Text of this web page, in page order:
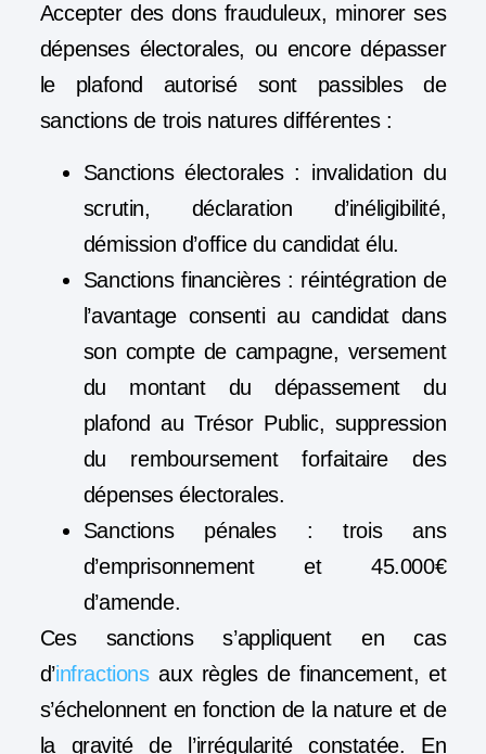
Accepter des dons frauduleux, minorer ses
dépenses électorales, ou encore dépasser
le plafond autorisé sont passibles de
sanctions de trois natures différentes :
Sanctions électorales : invalidation du
scrutin, déclaration d’inéligibilité,
démission d’office du candidat élu.
Sanctions financières : réintégration de
l’avantage consenti au candidat dans
son compte de campagne, versement
du montant du dépassement du
plafond au Trésor Public, suppression
du remboursement forfaitaire des
dépenses électorales.
Sanctions pénales : trois ans
d’emprisonnement et 45.000€
d’amende.
Ces sanctions s’appliquent en cas
d’infractionsaux règles de financement, et
s’échelonnent en fonction de la nature et de
la gravité de l’irrégularité constatée. En